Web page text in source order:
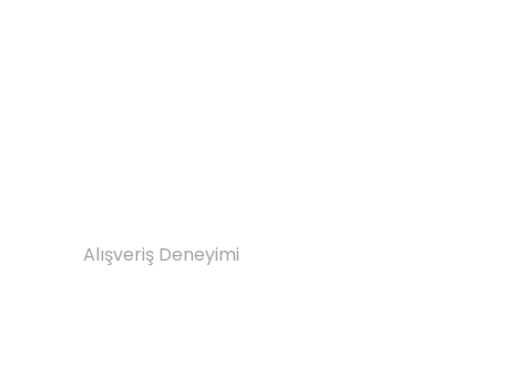
Alışveriş Deneyimi